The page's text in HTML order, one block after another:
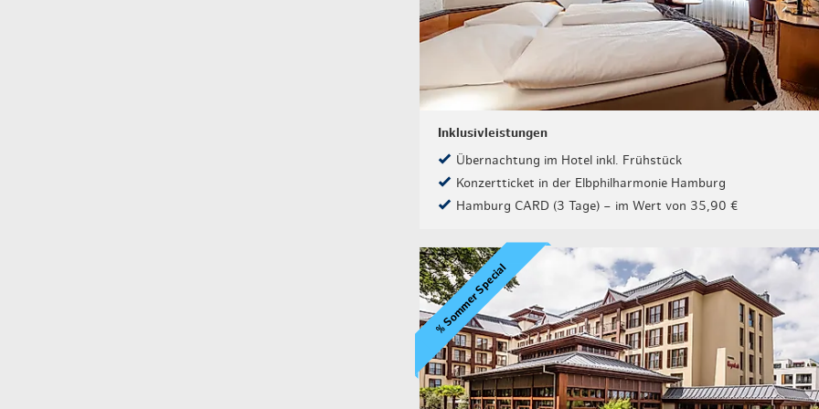
Inklusivleistungen
Übernachtung im Hotel inkl. Frühstück
Konzertticket in der Elbphilharmonie Hamburg
Hamburg CARD (3 Tage) – im Wert von 35,90 €
% Sommer Special